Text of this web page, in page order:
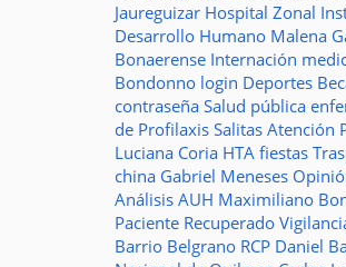
Jaureguizar Hospital Zonal
Desarrollo Humano Malena
Bonaerense Internación
Bondonno login Deportes
contraseña Salud pública
de Profilaxis Salitas Atención
Luciana Coria HTA fiestas
china Gabriel Meneses
Análisis AUH Maximiliano
Paciente Recuperado
Barrio Belgrano RCP Daniel